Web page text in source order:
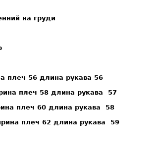
на груди
плеч 56 длина рукава 56
плеч 58 длина рукава 57
плеч 60 длина рукава 58
плеч 62 длина рукава 59